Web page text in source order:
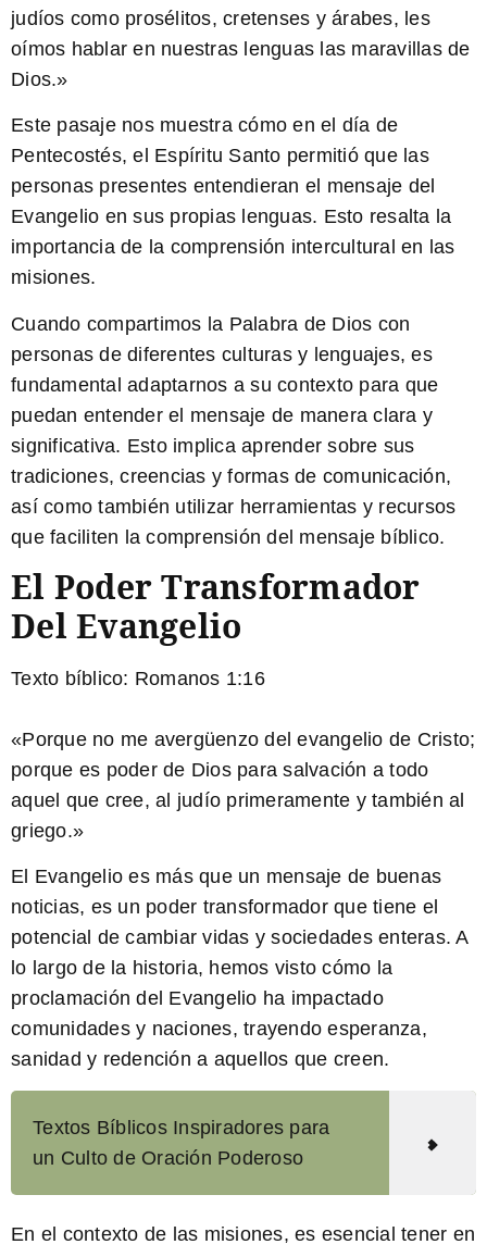
judíos como prosélitos, cretenses y árabes, les
oímos hablar en nuestras lenguas las maravillas de
Dios.»
Este pasaje nos muestra cómo en el día de
Pentecostés, el Espíritu Santo permitió que las
personas presentes entendieran el mensaje del
Evangelio en sus propias lenguas. Esto resalta la
importancia de la comprensión intercultural en las
misiones.
Cuando compartimos la Palabra de Dios con
personas de diferentes culturas y lenguajes, es
fundamental adaptarnos a su contexto para que
puedan entender el mensaje de manera clara y
significativa. Esto implica aprender sobre sus
tradiciones, creencias y formas de comunicación,
así como también utilizar herramientas y recursos
que faciliten la comprensión del mensaje bíblico.
El Poder Transformador
Del Evangelio
Texto bíblico: Romanos 1:16
«Porque no me avergüenzo del evangelio de Cristo;
porque es poder de Dios para salvación a todo
aquel que cree, al judío primeramente y también al
griego.»
El Evangelio es más que un mensaje de buenas
noticias, es un poder transformador que tiene el
potencial de cambiar vidas y sociedades enteras. A
lo largo de la historia, hemos visto cómo la
proclamación del Evangelio ha impactado
comunidades y naciones, trayendo esperanza,
sanidad y redención a aquellos que creen.
Textos Bíblicos Inspiradores para
un Culto de Oración Poderoso
En el contexto de las misiones, es esencial tener en